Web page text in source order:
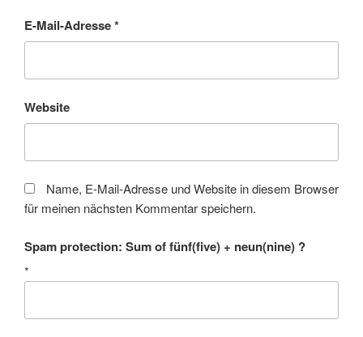
E-Mail-Adresse*
Website
Name, E-Mail-Adresse und Website in diesem Browser
für meinen nächsten Kommentar speichern.
Spam protection: Sum of fünf(five) + neun(nine) ?
*